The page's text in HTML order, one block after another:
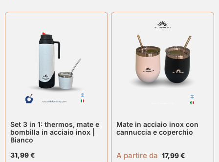
Set 3 in 1: thermos, mate e
bombilla in acciaio inox |
Bianco
31,99€
Mate in acciaio inox con
cannuccia e coperchio
A partire da 17,99€